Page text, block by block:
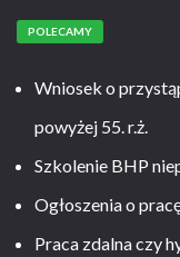
POLECAMY
Wniosek o
powyżej 55. r.ż.
Szkolenie BHP
Ogłoszenia o
Praca zdalna czy